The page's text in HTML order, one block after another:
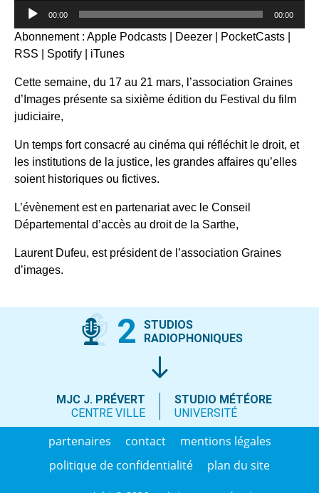
Lecteur
00:00 00:00
Abonnement : Apple Podcasts Deezer PocketCasts
RSS
Spotify iTunes
Cette semaine, du 17 au 21 mars, l’association Graines
d’Images présente sa sixième édition du Festival du film
judiciaire,
Un temps fort consacré au cinéma qui réfléchit le droit, et
les institutions de la justice, les grandes affaires qu’elles
soient historiques ou fictives.
L’évènement est en partenariat avec le Conseil
Départemental d’accès au droit de la Sarthe,
Laurent Dufeu, est président de l’association Graines
d’images.
2
STUDIOS
RADIOPHONIQUES
MJC J. PRÉVERT
CENTRE VILLE
STUDIO MÉTÉORE
UNIVERSITÉ
partenaires contact
mentions légales
politique de confidentialité
plan du site